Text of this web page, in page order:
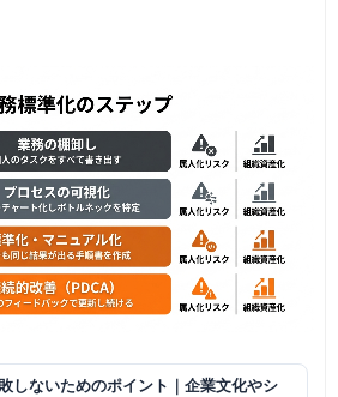
しないためのポイント｜企業文化やシ